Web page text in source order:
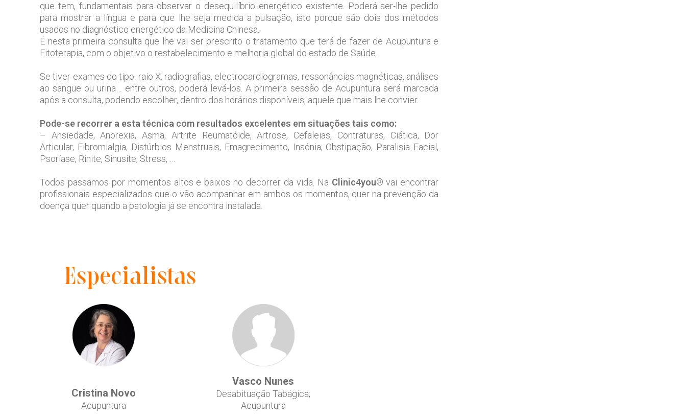
que tem, fundamentais para observar o desequilíbrio energético existente. Poderá ser-lhe pedido
para mostrar a língua e para que lhe seja medida a pulsação, isto porque são dois dos métodos
usados no diagnóstico energético da Medicina Chinesa.
É nesta primeira consulta que lhe vai ser prescrito o tratamento que terá de fazer de Acupuntura e
Fitoterapia, com o objetivo o restabelecimento e melhoria global do estado de Saúde.
Se tiver exames do tipo: raio X, radiografias, electrocardiogramas, ressonâncias magnéticas, análises
ao sangue ou urina… entre outros, poderá levá-los. A primeira sessão de Acupuntura será marcada
após a consulta, podendo escolher, dentro dos horários disponíveis, aquele que mais lhe convier.
Pode-se recorrer a esta técnica com resultados excelentes em situações tais como:
– Ansiedade, Anorexia, Asma, Artrite Reumatóide, Artrose, Cefaleias, Contraturas, Ciática, Dor
Articular, Fibromialgia, Distúrbios Menstruais, Emagrecimento, Insónia, Obstipação, Paralisia Facial,
Psoríase, Rinite, Sinusite, Stress, …
Todos passamos por momentos altos e baixos no decorrer da vida. Na Clinic4you® vai encontrar
profissionais especializados que o vão acompanhar em ambos os momentos, quer na prevenção da
doença quer quando a patologia já se encontra instalada.
Especialistas
Cristina Novo
Acupuntura
Vasco Nunes
Desabituação Tabágica;
Acupuntura